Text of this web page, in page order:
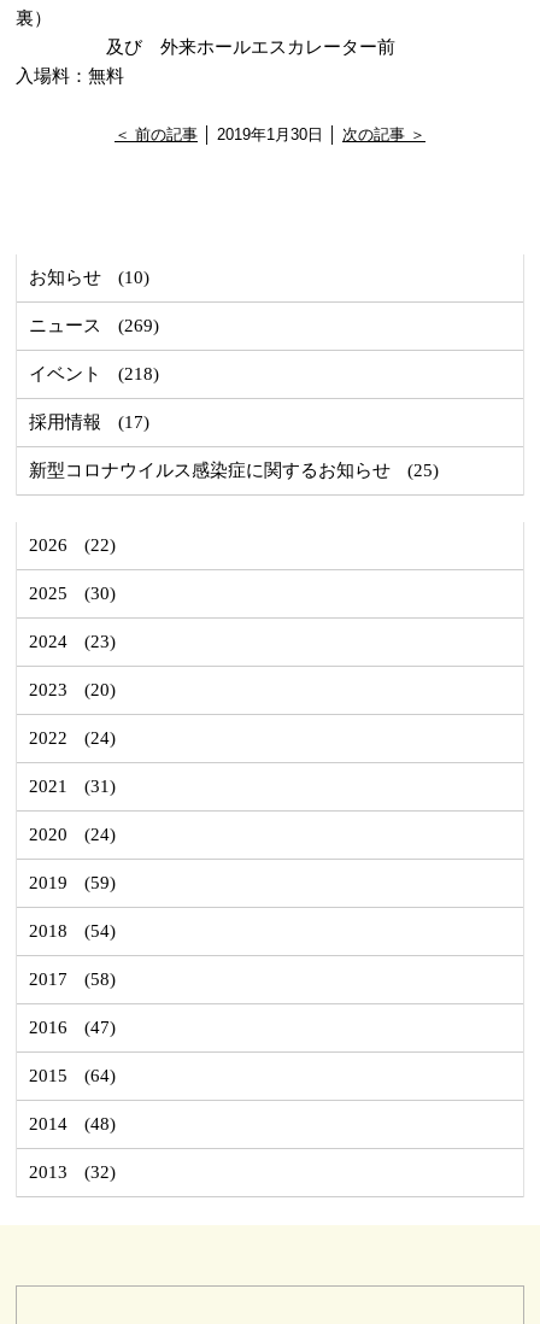
裏）
及び 外来ホールエスカレーター前
入場料：無料
＜ 前の記事│ 2019年1月30日 │ 次の記事 ＞
お知らせ (10)
ニュース (269)
イベント (218)
採用情報 (17)
新型コロナウイルス感染症に関するお知らせ (25)
2026 (22)
2025 (30)
2024 (23)
2023 (20)
2022 (24)
2021 (31)
2020 (24)
2019 (59)
2018 (54)
2017 (58)
2016 (47)
2015 (64)
2014 (48)
2013 (32)